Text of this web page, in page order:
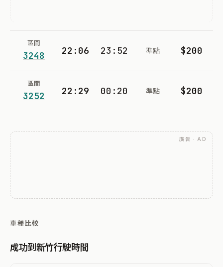
區間
3248 22:06 23:52 準點 $200
區間
3252 22:29 00:20 準點 $200
廣告 · AD
車種比較
成功到新竹行駛時間